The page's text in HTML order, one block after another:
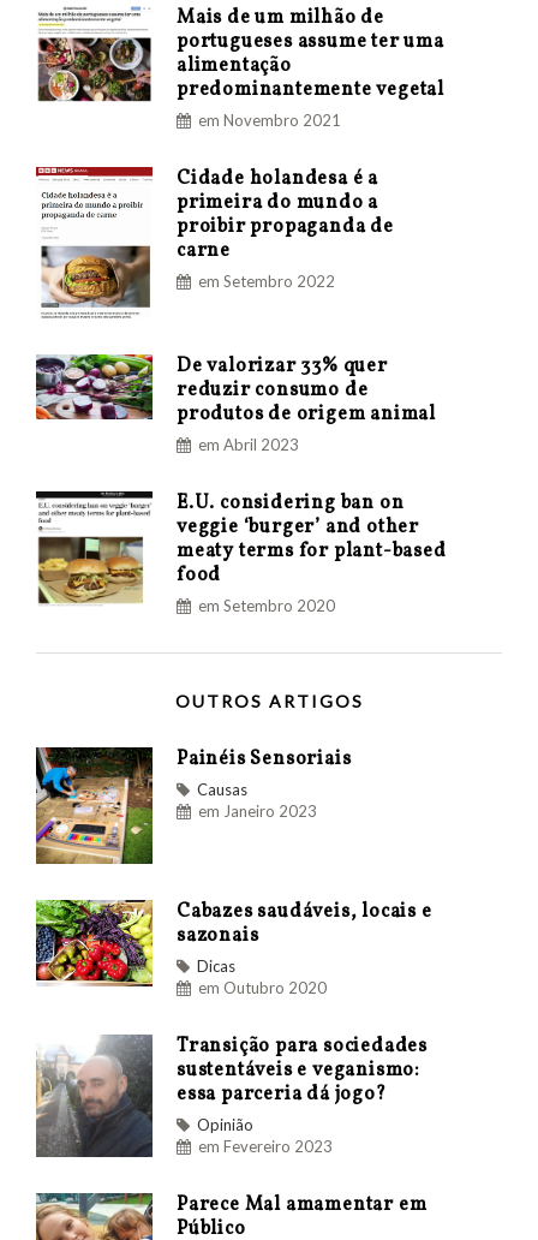
Mais de um milhão de
portugueses assume ter uma
alimentação
predominantemente vegetal
em Novembro 2021
Cidade holandesa é a
primeira do mundo a
proibir propaganda de
carne
em Setembro 2022
De valorizar 33% quer
reduzir consumo de
produtos de origem animal
em Abril 2023
E.U. considering ban on
veggie ‘burger’ and other
meaty terms for plant-based
food
em Setembro 2020
OUTROS ARTIGOS
Painéis Sensoriais
Causas
em Janeiro 2023
Cabazes saudáveis, locais e
sazonais
Dicas
em Outubro 2020
Transição para sociedades
sustentáveis e veganismo:
essa parceria dá jogo?
Opinião
em Fevereiro 2023
Parece Mal amamentar em
Público